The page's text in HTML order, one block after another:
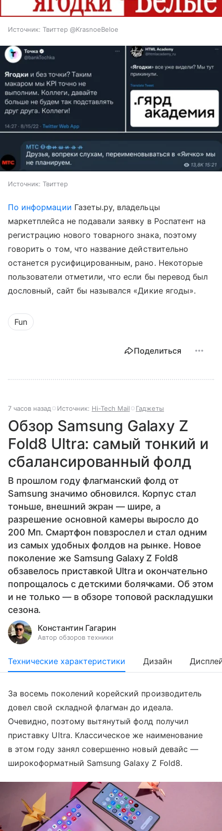
Источник: Твиттер @KrasnoeBeloe
Источник: Твиттер
По информации Газеты.ру, владельцы
маркетплейса не подавали заявку в Роспатент на
регистрацию нового товарного знака, поэтому
говорить о том, что название действительно
останется русифицированным, рано. Некоторые
пользователи отметили, что если бы перевод был
дословный, сайт бы назывался «Дикие ягоды».
Fun
Поделиться
7 часов назад Источник: Hi-Tech Mail Гаджеты
Обзор Samsung Galaxy Z
Fold8 Ultra: самый тонкий и
сбалансированный фолд
В прошлом году флагманский фолд от
Samsung значимо обновился. Корпус стал
тоньше, внешний экран — шире, а
разрешение основной камеры выросло до
200 Мп. Смартфон повзрослел и стал одним
из самых удобных фолдов на рынке. Новое
поколение же Samsung Galaxy Z Fold8
обзавелось приставкой Ultra и окончательно
попрощалось с детскими болячками. Об этом
и не только — в обзоре топовой раскладушки
сезона.
Константин Гагарин
Автор обзоров техники
Технические характеристики Дизайн
За восемь поколений корейский производитель
довел свой складной флагман до идеала.
Очевидно, поэтому вытянутый фолд получил
приставку Ultra. Классическое же наименование
в этом году занял совершенно новый девайс —
широкоформатный Samsung Galaxy Z Fold8.